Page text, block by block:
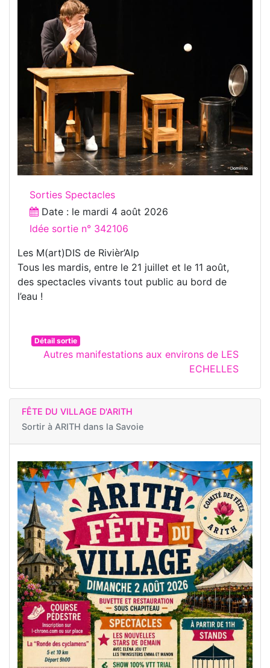
Sorties Spectacles
Date : le mardi 4 août 2026
Idée sortie n° 342106
Les M(art)DIS de Rivièr’Alp
Tous les mardis, entre le 21 juillet et le 11 août,
des spectacles vivants tout public au bord de
l’eau !
Détail sortie
Autres manifestations aux environs de LES
ECHELLES
FÊTE DU VILLAGE D'ARITH
Sortir à ARITH dans la Savoie